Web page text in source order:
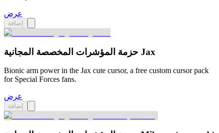
عرض
إضافة
حزمة المؤشرات المخصصة المجانية Jax
Bionic arm power in the Jax cute cursor, a free custom cursor pack
for Special Forces fans.
عرض
إضافة